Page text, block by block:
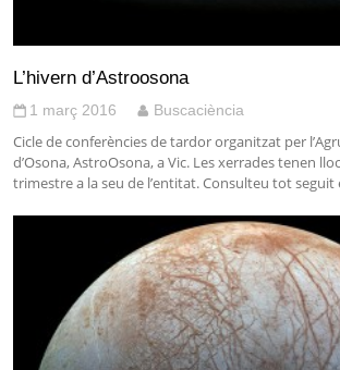
L’hivern d’Astroosona
1 març 2016 Buscaciència
Cicle de conferències de tardor organitzat per
d’Osona, AstroOsona, a Vic. Les xerrades tenen
trimestre a la seu de l’entitat. Consulteu tot seguit